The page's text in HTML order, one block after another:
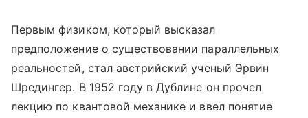
Первым физиком, который высказал
предположение о существовании параллельных
реальностей, стал австрийский ученый Эрвин
Шредингер. В 1952 году в Дублине он прочел
лекцию по квантовой механике и ввел понятие